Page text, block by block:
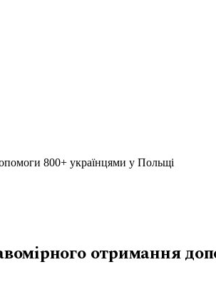
800+ українцями у Польщі
отримання